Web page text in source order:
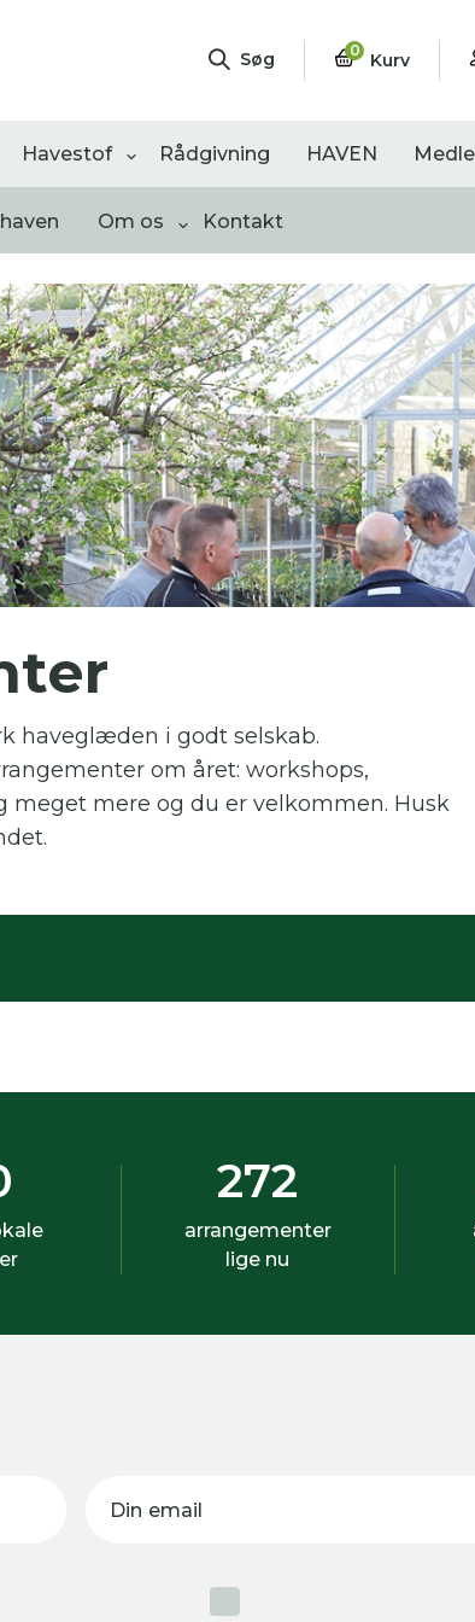
Søg 0 Kurv
Havestof Rådgivning HAVEN
Om os Kontakt
Shop
0resultater
Åbne haver
0resultater
indtaste minimum 3 tegn for at
søge i hele vores katalog af artikler,
produkter og åbne haver.
haveglæden i godt selskab.
om året: workshops,
meget mere og du er velkommen. Husk
272
arrangementer
lige nu
Din email